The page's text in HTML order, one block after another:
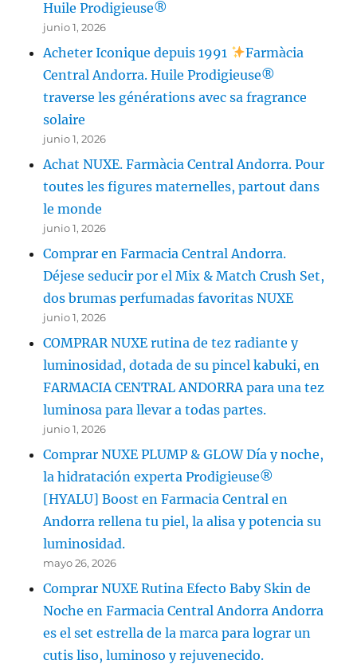
Huile Prodigieuse®
junio 1, 2026
Acheter Iconique depuis 1991
Farmàcia
Central Andorra. Huile Prodigieuse®
traverse les générations avec sa fragrance
solaire
junio 1, 2026
Achat NUXE. Farmàcia Central Andorra. Pour
toutes les figures maternelles, partout dans
le monde
junio 1, 2026
Comprar en Farmacia Central Andorra.
Déjese seducir por el Mix & Match Crush Set,
dos brumas perfumadas favoritas NUXE
junio 1, 2026
COMPRAR NUXE rutina de tez radiante y
luminosidad, dotada de su pincel kabuki, en
FARMACIA CENTRAL ANDORRA para una tez
luminosa para llevar a todas partes.
junio 1, 2026
Comprar NUXE PLUMP & GLOW Día y noche,
la hidratación experta Prodigieuse®
[HYALU] Boost en Farmacia Central en
Andorra rellena tu piel, la alisa y potencia su
luminosidad.
mayo 26, 2026
Comprar NUXE Rutina Efecto Baby Skin de
Noche en Farmacia Central Andorra Andorra
es el set estrella de la marca para lograr un
cutis liso, luminoso y rejuvenecido.